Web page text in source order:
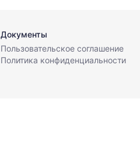
Документы
Пользовательское соглашение
Политика конфиденциальности